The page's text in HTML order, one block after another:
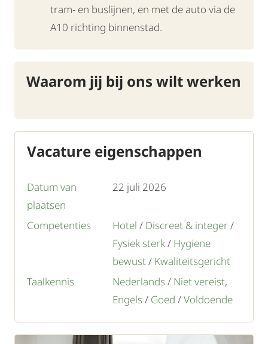
tram- en buslijnen, en met de auto via de
A10 richting binnenstad.
Waarom jij bij ons wilt werken
Vacature eigenschappen
Datum van
plaatsen
22 juli 2026
Competenties Hotel / Discreet & integer/
Fysiek sterk/ Hygiene
bewust/ Kwaliteitsgericht
Taalkennis
Nederlands/ Niet vereist,
Engels/ Goed /Voldoende